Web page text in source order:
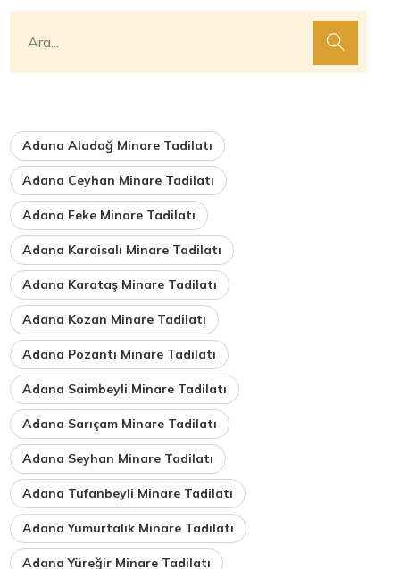
Adana Aladağ Minare Tadilatı
Adana Ceyhan Minare Tadilatı
Adana Feke Minare Tadilatı
Adana Karaisalı Minare Tadilatı
Adana Karataş Minare Tadilatı
Adana Kozan Minare Tadilatı
Adana Pozantı Minare Tadilatı
Adana Saimbeyli Minare Tadilatı
Adana Sarıçam Minare Tadilatı
Adana Seyhan Minare Tadilatı
Adana Tufanbeyli Minare Tadilatı
Adana Yumurtalık Minare Tadilatı
Adana Yüreğir Minare Tadilatı